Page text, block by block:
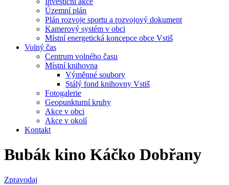
Územní plán
Plán rozvoje sportu a rozvojový dokument
Kamerový systém v obci
Místní energetická koncepce obce Vstiš
Volný čas
Centrum volného času
Místní knihovna
Výměnné soubory
Stálý fond knihovny Vstiš
Fotogalerie
Geopunkturní kruhy
Akce v obci
Akce v okolí
Kontakt
Bubák kino Káčko Dobřany
Zpravodaj